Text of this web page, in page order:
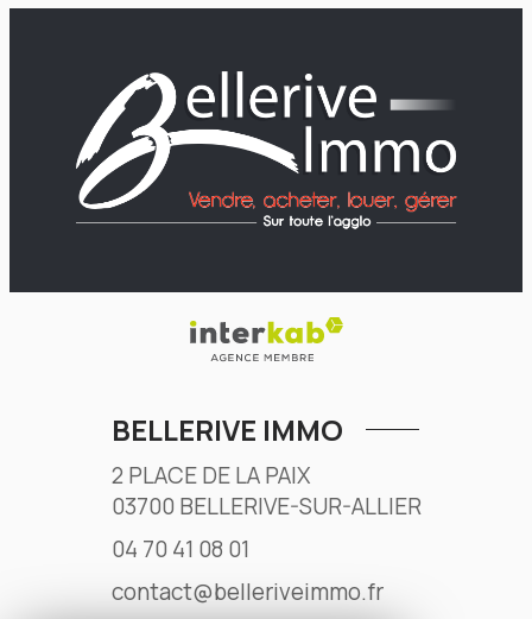
BELLERIVE IMMO
2 PLACE DE LA PAIX
03700 BELLERIVE-SUR-ALLIER
04 70 41 08 01
contact@belleriveimmo.fr